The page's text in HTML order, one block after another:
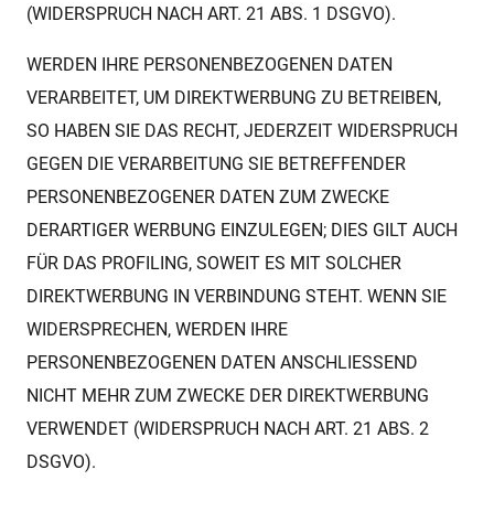
(WIDERSPRUCH NACH ART. 21 ABS. 1 DSGVO).
WERDEN IHRE PERSONENBEZOGENEN DATEN
VERARBEITET, UM DIREKTWERBUNG ZU BETREIBEN,
SO HABEN SIE DAS RECHT, JEDERZEIT WIDERSPRUCH
GEGEN DIE VERARBEITUNG SIE BETREFFENDER
PERSONENBEZOGENER DATEN ZUM ZWECKE
DERARTIGER WERBUNG EINZULEGEN; DIES GILT AUCH
FÜR DAS PROFILING, SOWEIT ES MIT SOLCHER
DIREKTWERBUNG IN VERBINDUNG STEHT. WENN SIE
WIDERSPRECHEN, WERDEN IHRE
PERSONENBEZOGENEN DATEN ANSCHLIESSEND
NICHT MEHR ZUM ZWECKE DER DIREKTWERBUNG
VERWENDET (WIDERSPRUCH NACH ART. 21 ABS. 2
DSGVO).